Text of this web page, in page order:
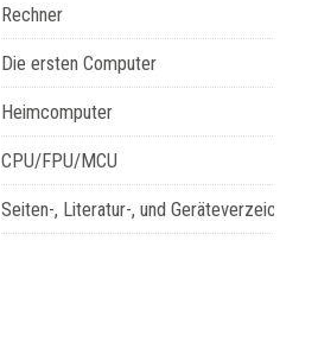
Rechner
Die ersten Computer
Heimcomputer
CPU/FPU/MCU
Seiten-, Literatur-, und Geräteverzeichnis